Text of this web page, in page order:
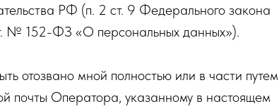
РФ (п. 2 ст. 9 Федерального закона
№ 152-ФЗ «О персональных данных»).
отозвано мной полностью или в части путем
почты Оператора, указанному в настоящем